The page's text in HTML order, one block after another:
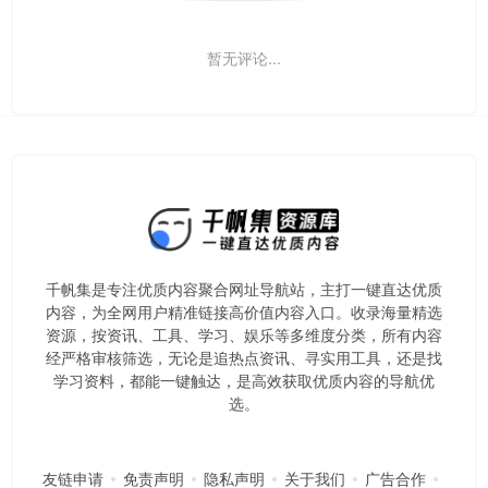
暂无评论...
千帆集是专注优质内容聚合网址导航站，主打一键直达优质
内容，为全网用户精准链接高价值内容入口。​收录海量精选
资源，按资讯、工具、学习、娱乐等多维度分类，所有内容
经严格审核筛选，无论是追热点资讯、寻实用工具，还是找
学习资料，都能一键触达，是高效获取优质内容的导航优
选。
友链申请 免责声明 隐私声明 关于我们 广告合作